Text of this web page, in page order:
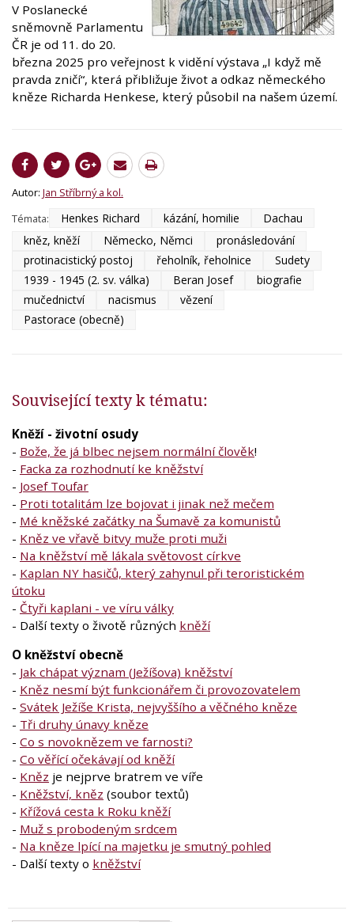
V Poslanecké
sněmovně Parlamentu
ČR je od 11. do 20.
března 2025 pro veřejnost k vidění výstava „I když mě
pravda zničí“, která přibližuje život a odkaz německého
kněze Richarda Henkese, který působil na našem území.
Autor: Jan Stříbrný a kol.
Témata:
Henkes Richard kázání, homilie
Dachau
kněz, kněží
Německo, Němci
pronásledování
protinacistický postoj
řeholník, řeholnice
Sudety
1939 - 1945 (2. sv. válka)
Beran Josef
biografie
mučednictví
nacismus
vězení
Pastorace (obecně)
Související texty k tématu:
Kněží - životní osudy
- Bože, že já blbec nejsem normální člověk!
- Facka za rozhodnutí ke kněžství
- Josef Toufar
- Proti totalitám lze bojovat i jinak než mečem
- Mé kněžské začátky na Šumavě za komunistů
- Kněz ve vřavě bitvy muže proti muži
- Na kněžství mě lákala světovost církve
- Kaplan NY hasičů, který zahynul při teroristickém
útoku
- Čtyři kaplani - ve víru války
- Další texty o životě různých kněží
O kněžství obecně
- Jak chápat význam (Ježíšova) kněžství
- Kněz nesmí být funkcionářem či provozovatelem
- Svátek Ježíše Krista, nejvyššího a věčného kněze
- Tři druhy únavy kněze
- Co s novoknězem ve farnosti?
- Co věřící očekávají od kněží
- Kněz je nejprve bratrem ve víře
- Kněžství, kněz (soubor textů)
- Křížová cesta k Roku kněží
- Muž s probodeným srdcem
- Na kněze lpící na majetku je smutný pohled
- Další texty o kněžství